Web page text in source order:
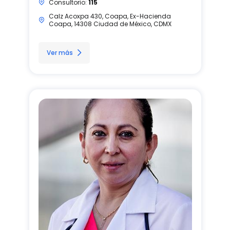
Consultorio: 115
Calz Acoxpa 430, Coapa, Ex-Hacienda
Coapa, 14308 Ciudad de México, CDMX
Ver más